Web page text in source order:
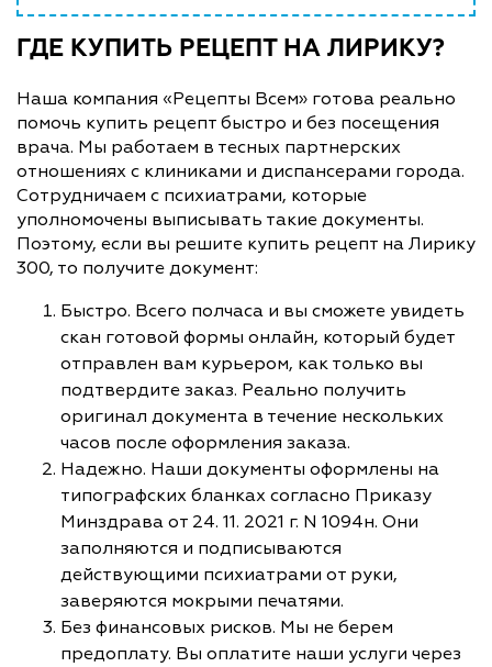
ГДЕ КУПИТЬ РЕЦЕПТ НА ЛИРИКУ?
Наша компания «Рецепты Всем» готова реально
помочь купить рецепт быстро и без посещения
врача. Мы работаем в тесных партнерских
отношениях с клиниками и диспансерами города.
Сотрудничаем с психиатрами, которые
уполномочены выписывать такие документы.
Поэтому, если вы решите купить рецепт на Лирику
300, то получите документ:
Быстро. Всего полчаса и вы сможете увидеть
скан готовой формы онлайн, который будет
отправлен вам курьером, как только вы
подтвердите заказ. Реально получить
оригинал документа в течение нескольких
часов после оформления заказа.
Надежно. Наши документы оформлены на
типографских бланках согласно Приказу
Минздрава от 24. 11. 2021 г. N 1094н. Они
заполняются и подписываются
действующими психиатрами от руки,
заверяются мокрыми печатями.
Без финансовых рисков. Мы не берем
предоплату. Вы оплатите наши услуги через